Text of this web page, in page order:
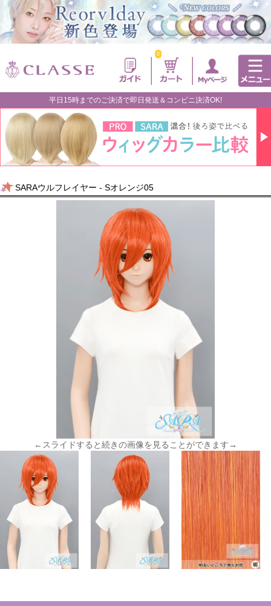
0
平日15時までのご決済で即日発送＆コンビニ決済OK!
SARAウルフレイヤー - Sオレンジ05
←スライドすると続きの画像を見ることができます→